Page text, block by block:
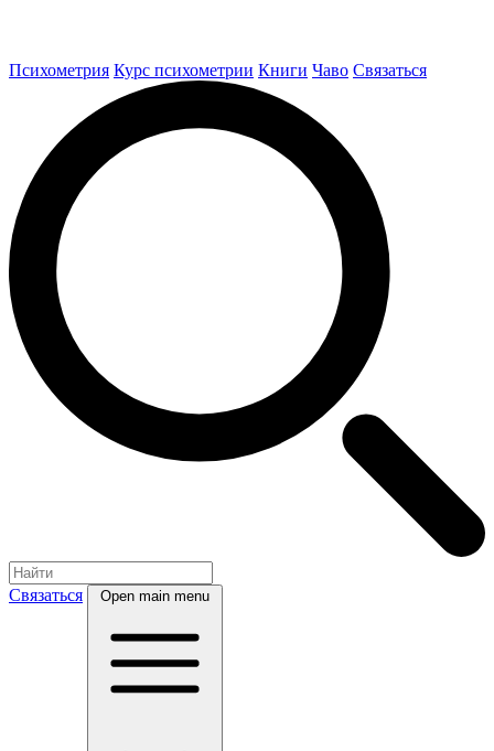
Психометрия Курс психометрии Книги Чаво Связаться
Связаться Open main menu